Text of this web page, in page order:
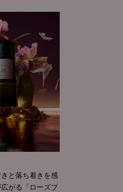
と落ち着きを感
がる「ローズブ